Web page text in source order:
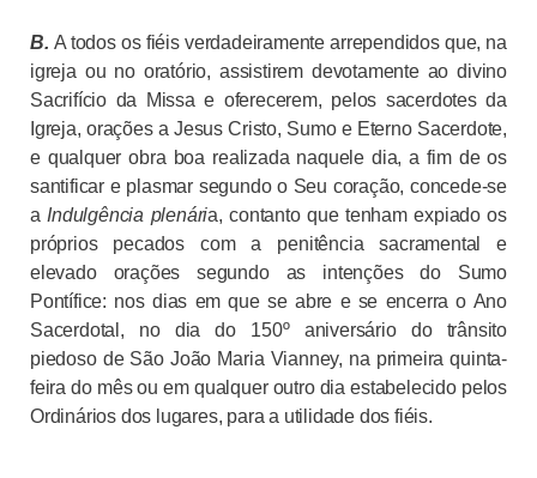
B. A todos os fiéis verdadeiramente arrependidos que, na
igreja ou no oratório, assistirem devotamente ao divino
Sacrifício da Missa e oferecerem, pelos sacerdotes da
Igreja, orações a Jesus Cristo, Sumo e Eterno Sacerdote,
e qualquer obra boa realizada naquele dia, a fim de os
santificar e plasmar segundo o Seu coração, concede-se
a Indulgência plenária, contanto que tenham expiado os
próprios pecados com a penitência sacramental e
elevado orações segundo as intenções do Sumo
Pontífice: nos dias em que se abre e se encerra o Ano
Sacerdotal, no dia do 150º aniversário do trânsito
piedoso de São João Maria Vianney, na primeira quinta-
feira do mês ou em qualquer outro dia estabelecido pelos
Ordinários dos lugares, para a utilidade dos fiéis.